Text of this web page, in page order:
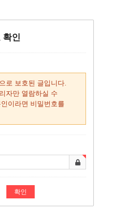
확인
로 보호된 글입니다.
자만 열람하실 수
이라면 비밀번호를